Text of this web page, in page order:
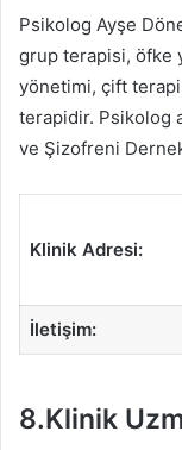
Psikolog Ayşe
grup terapisi, öfke
yönetimi, çift
terapidir. Psikolog
ve Şizofreni
Klinik Adresi:
İletişim:
8.Klinik